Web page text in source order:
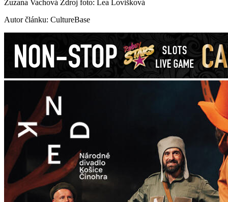
Zuzana Vachová Zdroj foto: Lea Lovišková
Autor článku: CultureBase